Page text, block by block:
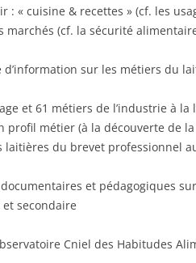
: « cuisine & recettes » (cf. les
marchés (cf. la sécurité
sur les métiers du
et 61 métiers de l’industrie à la
profil métier (à la découverte de la
laitières du brevet professionnel
et pédagogiques
secondaire
Cniel des Habitudes